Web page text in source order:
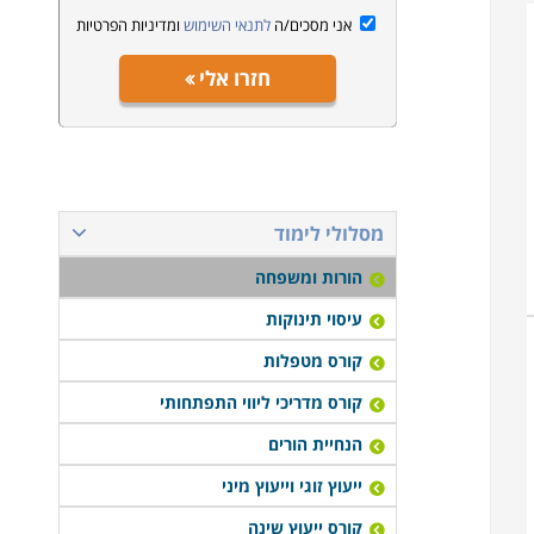
אני מסכים/הלתנאי השימוש ומדיניות הפרטיות
חזרו אלי
מסלולי לימוד
הורות ומשפחה
עיסוי תינוקות
קורס מטפלות
קורס מדריכי ליווי התפתחותי
הנחיית הורים
ייעוץ זוגי וייעוץ מיני
קורס ייעוץ שינה